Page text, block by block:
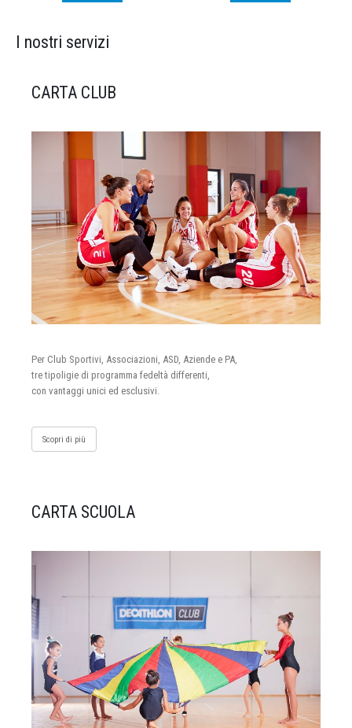
I nostri servizi
CARTA CLUB
Per Club Sportivi, Associazioni, ASD, Aziende e PA,
tre tipoligie di programma fedeltà differenti,
con vantaggi unici ed esclusivi.
Scopri di più
CARTA SCUOLA